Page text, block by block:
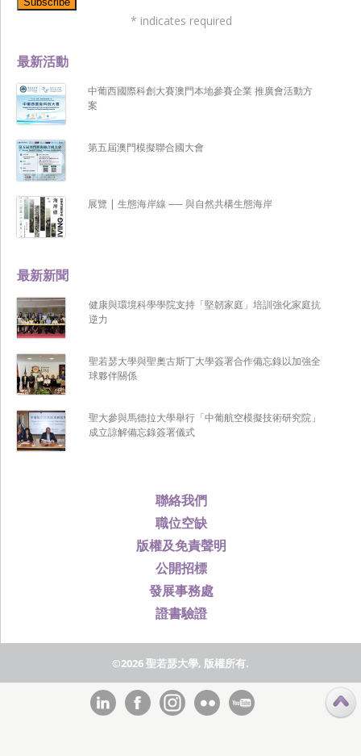
聯絡我們
職位空缺
版權及免責聲明
公開招標
發展事務處
證書驗證
最新新聞
健康與環境科學學院支持「堅韌家庭」培訓強化家庭抗
逆力
聖若瑟大學與聖奧古斯丁大學簽署合作備忘錄以加強全
球夥伴關係
聖大參與馬德拉大學舉行「中葡航空模擬技術研究院」
成立諒解備忘錄簽署儀式
最新活動
中葡西國際科創大賽澳門本地參賽企業 推廣會活動方
案
第五屆澳門模擬聯合國大會
展覽 | 生態海岸線 ── 與自然共構生態海岸
* indicates required
©2026 聖若瑟大學, 版權所有.